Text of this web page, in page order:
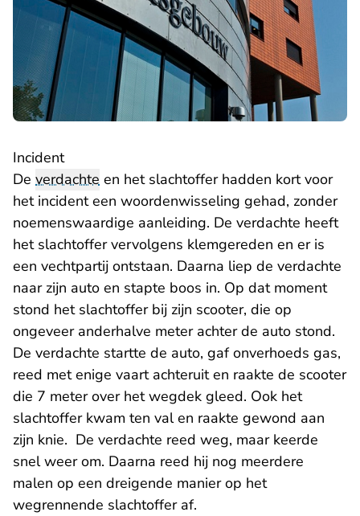
Incident
De verdachte en het slachtoffer hadden kort voor
het incident een woordenwisseling gehad, zonder
noemenswaardige aanleiding. De verdachte heeft
het slachtoffer vervolgens klemgereden en er is
een vechtpartij ontstaan. Daarna liep de verdachte
naar zijn auto en stapte boos in. Op dat moment
stond het slachtoffer bij zijn scooter, die op
ongeveer anderhalve meter achter de auto stond.
De verdachte startte de auto, gaf onverhoeds gas,
reed met enige vaart achteruit en raakte de scooter
die 7 meter over het wegdek gleed. Ook het
slachtoffer kwam ten val en raakte gewond aan
zijn knie. De verdachte reed weg, maar keerde
snel weer om. Daarna reed hij nog meerdere
malen op een dreigende manier op het
wegrennende slachtoffer af.